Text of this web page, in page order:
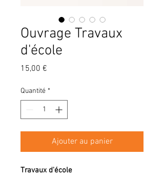
Ouvrage Travaux
d'école
15,00 €
Quantité *
Ajouter au panier
Travaux d'école